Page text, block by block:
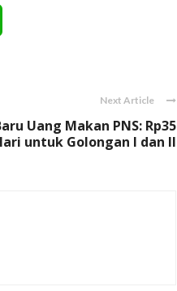
Next Article
Uang Makan PNS: Rp35
untuk Golongan I dan II